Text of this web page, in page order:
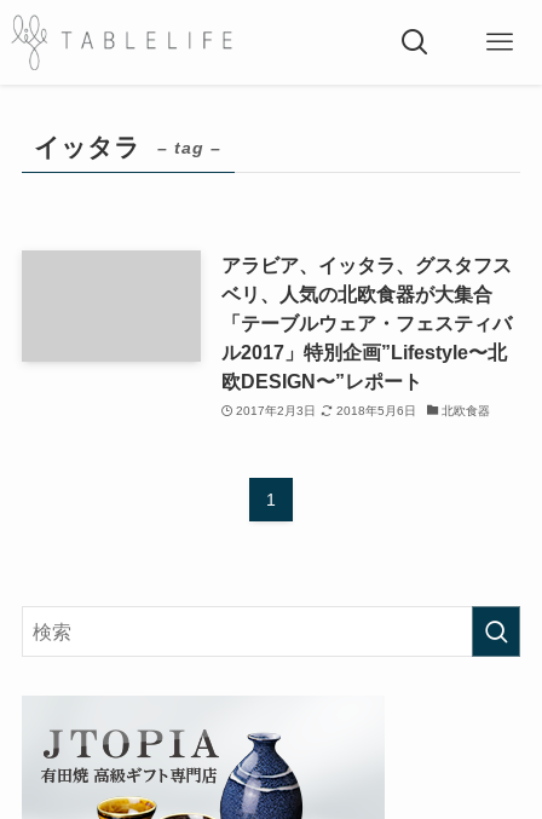
イッタラ – tag –
アラビア、イッタラ、グスタフス
ベリ、人気の北欧食器が大集合
「テーブルウェア・フェスティバ
ル2017」特別企画”Lifestyle〜北
欧DESIGN〜”レポート
2017年2月3日 2018年5月6日 北欧食器
1